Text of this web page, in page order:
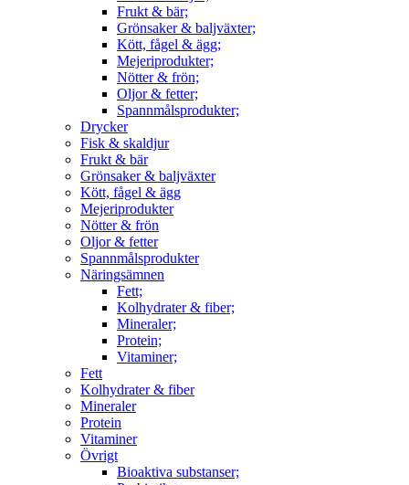
Frukt & bär;
Grönsaker & baljväxter;
Kött, fågel & ägg;
Mejeriprodukter;
Nötter & frön;
Oljor & fetter;
Spannmålsprodukter;
Drycker
Fisk & skaldjur
Frukt & bär
Grönsaker & baljväxter
Kött, fågel & ägg
Mejeriprodukter
Nötter & frön
Oljor & fetter
Spannmålsprodukter
Näringsämnen
Fett;
Kolhydrater & fiber;
Mineraler;
Protein;
Vitaminer;
Fett
Kolhydrater & fiber
Mineraler
Protein
Vitaminer
Övrigt
Bioaktiva substanser;